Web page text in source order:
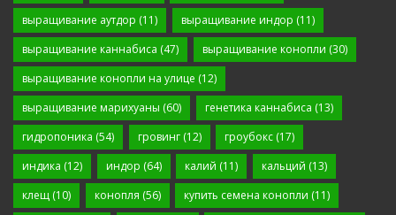
выращивание аутдор (11) выращивание индор (11)
выращивание каннабиса (47) выращивание конопли (30)
выращивание конопли на улице (12)
выращивание марихуаны (60) генетика каннабиса (13)
гидропоника (54) гровинг(12) гроубокс (17)
индика (12) индор (64) калий (11) кальций (13)
клещ (10) конопля (56) купить семена конопли (11)